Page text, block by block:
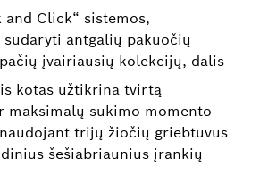
and Click“ sistemos,
antgalių pakuočių
įvairiausių kolekcijų, dalis
kotas užtikrina tvirtą
maksimalų sukimo momento
trijų žiočių griebtuvus
šešiabriaunius įrankių